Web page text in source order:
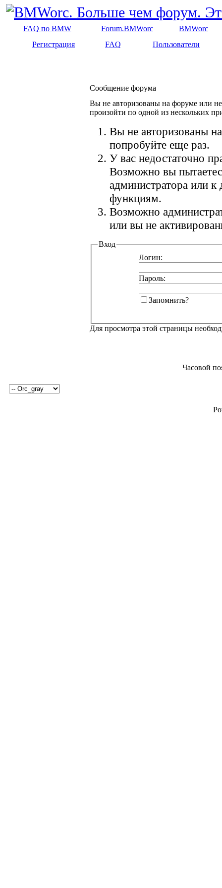
FAQ по BMW Forum.BMWorc
BMWorc
Регистрация
FAQ Пользователи
Сообщение форума
Вы не авторизованы на форуме или
произойти по одной из нескольких
Вы не авторизованы
попробуйте еще раз.
У вас недостаточно
Возможно вы
администратора или
функциям.
Возможно
или вы не
Вход
Логин:
Пароль:
Запомнить?
Для просмотра этой страницы
Часовой